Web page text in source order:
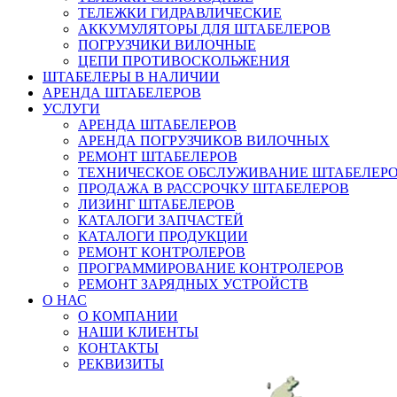
ТЕЛЕЖКИ ГИДРАВЛИЧЕСКИЕ
АККУМУЛЯТОРЫ ДЛЯ ШТАБЕЛЕРОВ
ПОГРУЗЧИКИ ВИЛОЧНЫЕ
ЦЕПИ ПРОТИВОСКОЛЬЖЕНИЯ
ШТАБЕЛЕРЫ В НАЛИЧИИ
АРЕНДА ШТАБЕЛЕРОВ
УСЛУГИ
АРЕНДА ШТАБЕЛЕРОВ
АРЕНДА ПОГРУЗЧИКОВ ВИЛОЧНЫХ
РЕМОНТ ШТАБЕЛЕРОВ
ТЕХНИЧЕСКОЕ ОБСЛУЖИВАНИЕ
ПРОДАЖА В РАССРОЧКУ ШТАБЕЛЕРОВ
ЛИЗИНГ ШТАБЕЛЕРОВ
КАТАЛОГИ ЗАПЧАСТЕЙ
КАТАЛОГИ ПРОДУКЦИИ
РЕМОНТ КОНТРОЛЕРОВ
ПРОГРАММИРОВАНИЕ КОНТРОЛЕРОВ
РЕМОНТ ЗАРЯДНЫХ УСТРОЙСТВ
О НАС
О КОМПАНИИ
НАШИ КЛИЕНТЫ
КОНТАКТЫ
РЕКВИЗИТЫ